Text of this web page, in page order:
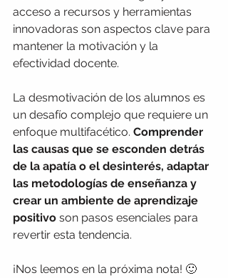
acceso a recursos y herramientas
innovadoras son aspectos clave para
mantener la motivación y la
efectividad docente.
La desmotivación de los alumnos es
un desafío complejo que requiere un
enfoque multifacético. Comprender
las causas que se esconden detrás
de la apatía o el desinterés, adaptar
las metodologías de enseñanza y
crear un ambiente de aprendizaje
positivo son pasos esenciales para
revertir esta tendencia.
¡Nos leemos en la próxima nota! 🙂